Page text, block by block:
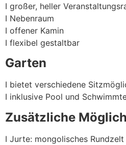
I großer, heller
I Nebenraum
I offener Kamin
I flexibel gestaltbar
Garten
I bietet verschiedene
I inklusive Pool und
Zusätzliche
I Jurte: mongolisches